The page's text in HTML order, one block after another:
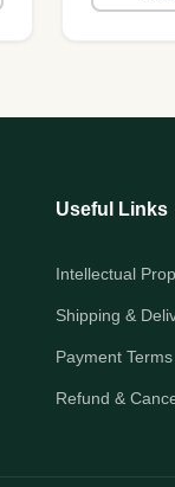
Useful Links
Intellectual
Shipping &
Payment Terms
Refund &